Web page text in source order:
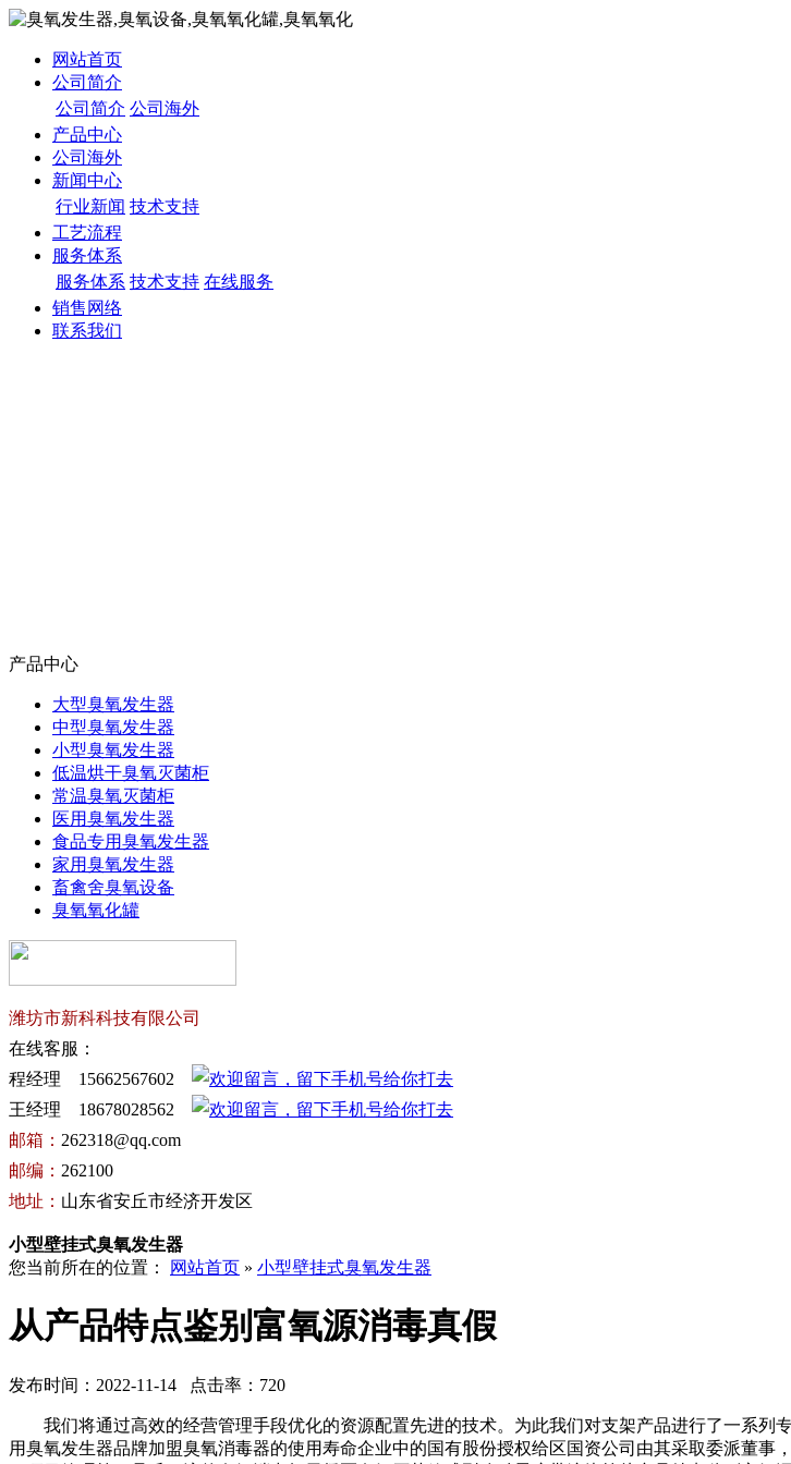
网站首页
公司简介
公司简介 公司海外
产品中心
公司海外
新闻中心
行业新闻 技术支持
工艺流程
服务体系
服务体系 技术支持 在线服务
销售网络
联系我们
产品中心
大型臭氧发生器
中型臭氧发生器
小型臭氧发生器
低温烘干臭氧灭菌柜
常温臭氧灭菌柜
医用臭氧发生器
食品专用臭氧发生器
家用臭氧发生器
畜禽舍臭氧设备
臭氧氧化罐
潍坊市新科科技有限公司
在线客服：
程经理 15662567602
王经理 18678028562
邮箱： 262318@qq.com
邮编： 262100
地址： 山东省安丘市经济开发区
小型壁挂式臭氧发生器
您当前所在的位置：
网站首页 » 小型壁挂式臭氧发生器
从产品特点鉴别富氧源消毒真假
发布时间：2022-11-14 点击率：720
我们将通过高效的经营管理手段优化的资源配置先进的技术。为此我们对支架产品进行了一系列
用臭氧发生器品牌加盟臭氧消毒器的使用寿命企业中的国有股份授权给区国资公司由其采取委派董